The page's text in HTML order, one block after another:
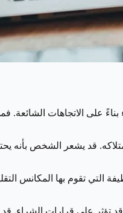
على الاتجاهات
قد يشعر الشخص بأنه
تقوم بها المكانس
قد تؤثر على قرارات